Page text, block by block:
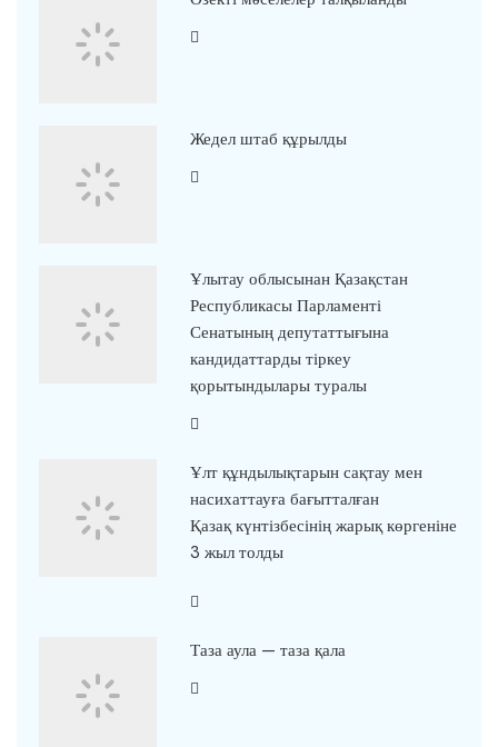
Жедел штаб құрылды
Ұлытау облысынан Қазақстан
Республикасы Парламенті
Сенатының депутаттығына
кандидаттарды тіркеу
қорытындылары туралы
Ұлт құндылықтарын сақтау мен
насихаттауға бағытталған
Қазақ күнтізбесінің жарық көргеніне
3 жыл толды
Таза аула — таза қала